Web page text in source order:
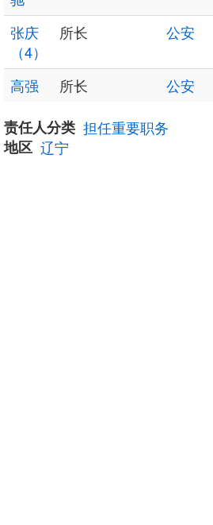
张庆
（4）
所长 公安
高强 所长 公安
责任人分类 担任重要职务
地区 辽宁